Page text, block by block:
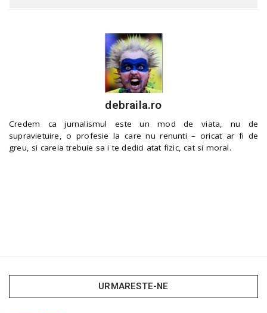
debraila.ro
Credem ca jurnalismul este un mod de viata, nu de
supravietuire, o profesie la care nu renunti – oricat ar fi de
greu, si careia trebuie sa i te dedici atat fizic, cat si moral.
URMARESTE-NE